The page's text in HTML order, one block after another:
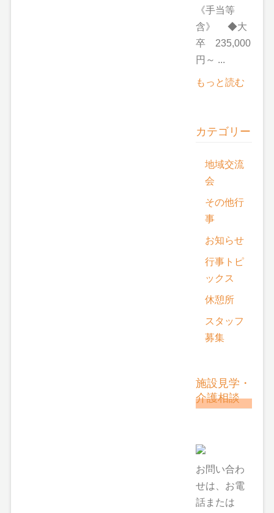
《手当等
含》 ◆大
卒 235,000
円～ ...
もっと読む
カテゴリー
地域交流
会
その他行
事
お知らせ
行事トピ
ックス
休憩所
スタッフ
募集
施設見学・
介護相談
お問い合わ
せは、お電
話または